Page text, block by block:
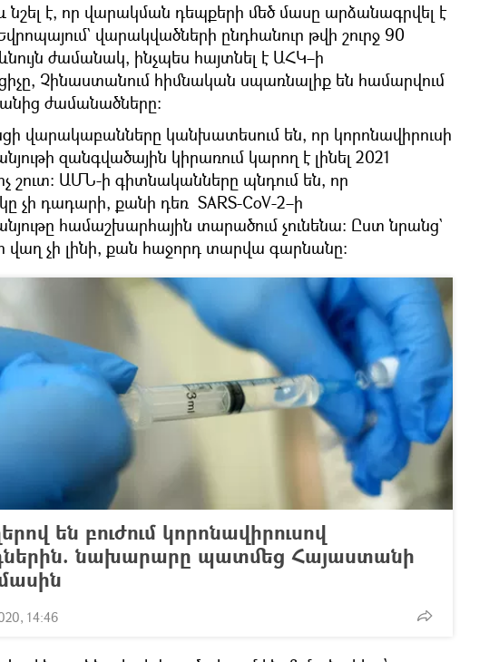
է, որ վարակման դեպքերի մեծ մասը արձանագրվել է
վարակվածների ընդհանուր թվի շուրջ 90
ժամանակ, ինչպես հայտնել է ԱՀԿ–ի
Չինաստանում հիմնական սպառնալիք են համարվում
ժամանածները։
վարակաբանները կանխատեսում են, որ կորոնավիրուսի
զանգվածային կիրառում կարող է լինել 2021
շուտ։ ԱՄՆ-ի գիտնականները պնդում են, որ
չի դադարի, քանի դեռ SARS-CoV-2–ի
համաշխարհային տարածում չունենա։ Ըստ նրանց`
վաղ չի լինի, քան հաջորդ տարվա գարնանը։
են բուժում կորոնավիրուսով
նախարարը պատմեց Հայաստանի
14:46